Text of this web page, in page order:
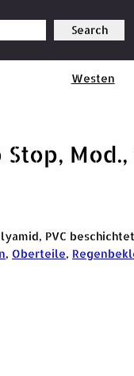
Search
Westen
Stop,
PVC beschichtet
, Oberteile,